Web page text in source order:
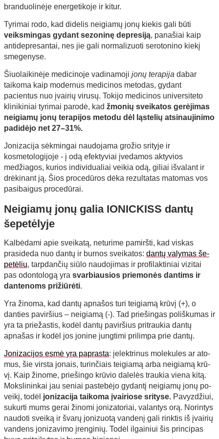
branduolinėje energetikoje ir kitur.
Tyrimai rodo, kad didelis neigiamų jonų kiekis gali būti
veiksmingas gydant sezoninę depresiją, panašiai kaip
antidepresantai, nes jie gali normalizuoti serotonino kiekį
smegenyse.
Šiuolaikinėje medicinoje vadinamoji jonų terapija dabar
taikoma kaip modernus medicinos metodas, gydant
pacientus nuo įvairių virusų. Tokijo medicinos universiteto
klinikiniai tyrimai parodė, kad žmonių sveikatos gerėjimas
neigiamų jonų terapijos metodu dėl ląstelių atsinaujinimo
padidėjo net 27–31%.
Jonizacija sėkmingai naudojama grožio srityje ir
kosmetologijoje - į odą efektyviai įvedamos aktyvios
medžiagos, kurios individualiai veikia odą, giliai išvalant ir
drėkinant ją. Šios procedūros dėka rezultatas matomas vos
pasibaigus procedūrai.
Neigiamų jonų galia IONICKISS dantų
šepetėlyje
Kalbėdami apie sveikatą, neturime pamiršti, kad viskas
prasideda nuo dantų ir burnos sveikatos: dan­tų va­ly­ma­s še­
pe­tė­liu, tarp­dan­čių siū­lo naudojimas ir pro­fi­lak­ti­niai vi­zi­tai
pas odon­to­lo­gą yra svarbiausios priemonės dan­tims ir
dan­te­noms pri­žiū­rė­ti.
Yra žinoma, kad dantų apnašos turi teigiamą krūvį (+), o
danties paviršius – neigiamą (-). Tad priešingas poliškumas ir
yra ta priežastis, kodėl dantų paviršius pritraukia dantų
apnašas ir kodėl jos jonine jungtimi prilimpa prie dantų.
Jo­ni­za­ci­jos es­mė yra pa­pras­ta: įe­lekt­ri­nus mo­le­ku­les ar ato­
mus, šie virs­ta jo­nais, tu­rin­čiais tei­gia­mą ar­ba nei­gia­mą krū­
vį. Kaip ži­no­me, prie­šin­go krū­vio da­le­lės trau­kia vie­na ki­tą.
Moks­li­nin­kai jau se­niai pa­ste­bė­jo gy­dan­tį nei­gia­mų jo­nų po­
vei­kį, todėl jo­ni­za­ci­ja tai­ko­ma įvai­rio­se sri­ty­se. Pa­vyz­džiui,
su­kur­ti mums ge­rai ži­no­mi jo­ni­za­to­riai, va­lan­tys orą. Norintys
naudoti sveiką ir švarų jonizuotą vandenį gali rinktis iš įvairių
vandens jonizavimo įrenginių. Todėl il­gai­niui šis prin­ci­pas